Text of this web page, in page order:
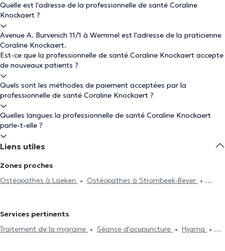
Quelle est l'adresse de la professionnelle de santé Coraline
Knockaert ?
Avenue A. Burvenich 11/1 à Wemmel est l'adresse de la praticienne
Coraline Knockaert.
Est-ce que la professionnelle de santé Coraline Knockaert accepte
de nouveaux patients ?
Quels sont les méthodes de paiement acceptées par la
professionnelle de santé Coraline Knockaert ?
Quelles langues la professionnelle de santé Coraline Knockaert
parle-t-elle ?
Liens utiles
Zones proches
Ostéopathes à Laeken
Ostéopathes à Strombeek-Bever
Bijgaarden
Ostéopathes à Molenbeek-Saint-Jean
Ostéopathes à Vilvorde
Ostéopathes à Berchem-Sainte-Agathe
Services pertinents
Traitement de la migraine
Séance d'acupuncture
Hijama